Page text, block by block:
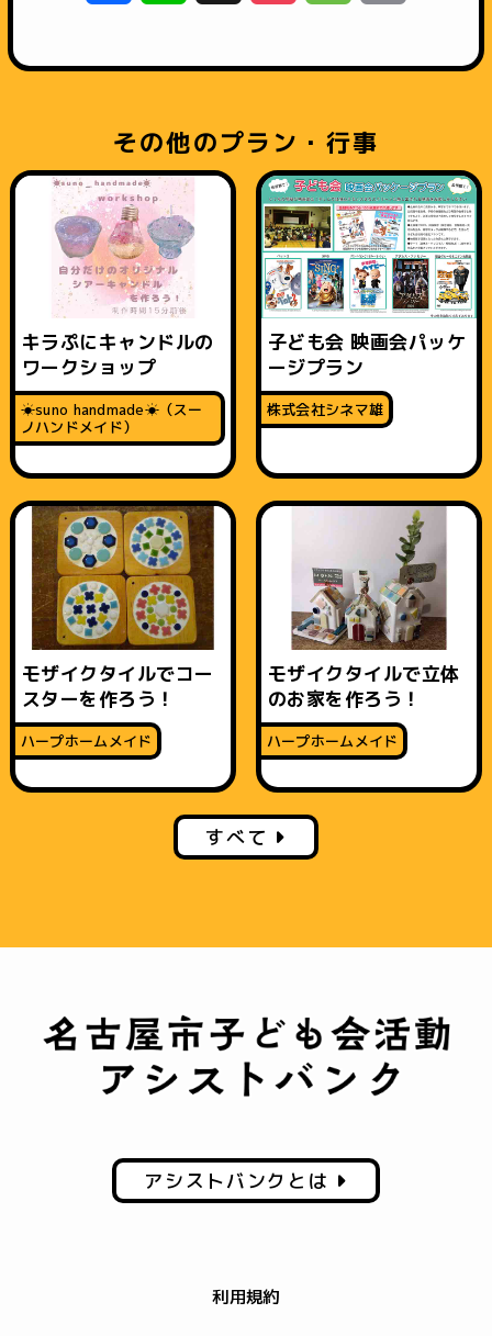
その他のプラン・行事
キラぷにキャンドルの
ワークショップ
☀︎suno handmade☀︎（スー
ノハンドメイド）
子ども会 映画会パッケ
ージプラン
株式会社シネマ雄
モザイクタイルでコー
スターを作ろう！
ハープホームメイド
モザイクタイルで立体
のお家を作ろう！
ハープホームメイド
すべて
アシストバンクとは
利用規約